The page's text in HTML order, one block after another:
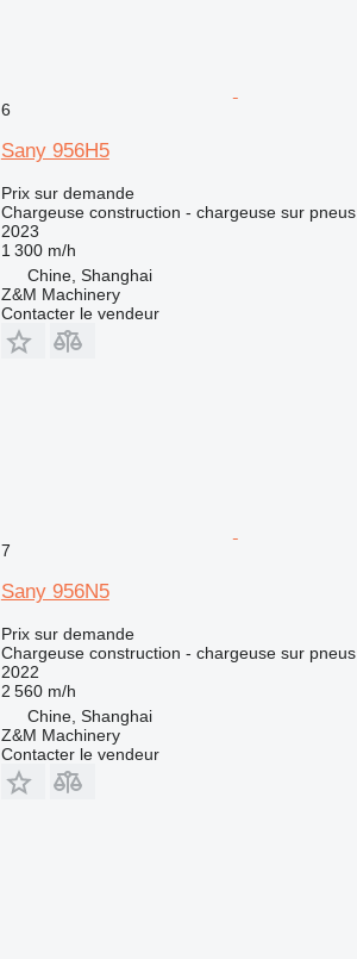
6
Sany 956H5
Prix sur demande
Chargeuse construction - chargeuse sur pneus
2023
1 300 m/h
Chine, Shanghai
Z&M Machinery
Contacter le vendeur
7
Sany 956N5
Prix sur demande
Chargeuse construction - chargeuse sur pneus
2022
2 560 m/h
Chine, Shanghai
Z&M Machinery
Contacter le vendeur